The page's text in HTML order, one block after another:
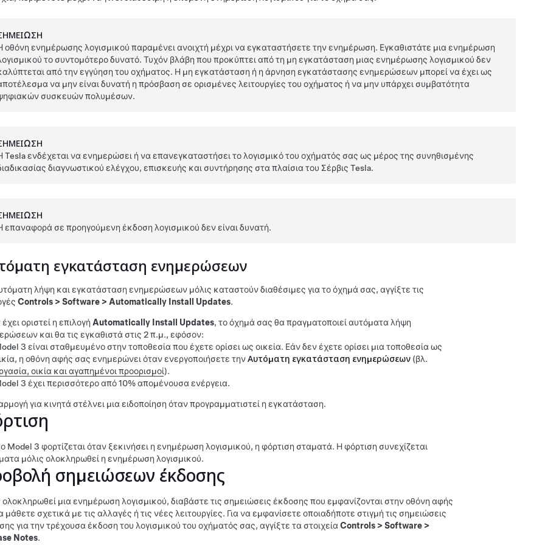
οθόνη ενημέρωσης λογισμικού παραμένει ανοιχτή μέχρι να εγκαταστήσετε την ενημέρωση. Εγκαθιστάτε μια ενημέρωση
το συντομότερο δυνατό. Τυχόν βλάβη που προκύπτει από τη μη εγκατάσταση μιας ενημέρωσης λογισμικού δεν
από την εγγύηση του οχήματος. Η μη εγκατάσταση ή η άρνηση εγκατάστασης ενημερώσεων μπορεί να έχει ως
να μην είναι δυνατή η πρόσβαση σε ορισμένες λειτουργίες του οχήματος ή να μην υπάρχει συμβατότητα
συσκευών πολυμέσων.
Tesla ενδέχεται να ενημερώσει ή να επανεγκαταστήσει το λογισμικό του οχήματός σας ως μέρος της συνηθισμένης
διαγνωστικού ελέγχου, επισκευής και συντήρησης στα πλαίσια του Σέρβις Tesla.
επαναφορά σε προηγούμενη έκδοση λογισμικού δεν είναι δυνατή.
εγκατάσταση ενημερώσεων
λήψη και εγκατάσταση ενημερώσεων μόλις καταστούν διαθέσιμες για το όχημά σας, αγγίξτε τις
Controls > Software > Automatically Install Updates.
οριστεί η επιλογή Automatically Install Updates, το όχημά σας θα πραγματοποιεί αυτόματα λήψη
και θα τις εγκαθιστά στις 2 π.μ., εφόσον:
3 είναι σταθμευμένο στην τοποθεσία που έχετε ορίσει ως οικεία. Εάν δεν έχετε ορίσει μια τοποθεσία ως
η οθόνη αφής σας ενημερώνει όταν ενεργοποιήσετε τηνΑυτόματη εγκατάσταση ενημερώσεων (βλ.
οικία και αγαπημένοι προορισμοί).
3 έχει περισσότερο από 10% απομένουσα ενέργεια.
για κινητά στέλνει μια ειδοποίηση όταν προγραμματιστεί η εγκατάσταση.
Model 3 φορτίζεται όταν ξεκινήσει η ενημέρωση λογισμικού, η φόρτιση σταματά. Η φόρτιση συνεχίζεται
μόλις ολοκληρωθεί η ενημέρωση λογισμικού.
σημειώσεων έκδοσης
μια ενημέρωση λογισμικού, διαβάστε τις σημειώσεις έκδοσης που εμφανίζονται στην οθόνη αφής
μάθετε σχετικά με τις αλλαγές ή τις νέες λειτουργίες. Για να εμφανίσετε οποιαδήποτε στιγμή τις σημειώσεις
για την τρέχουσα έκδοση του λογισμικού του οχήματός σας, αγγίξτε τα στοιχεία Controls > Software >
Notes.